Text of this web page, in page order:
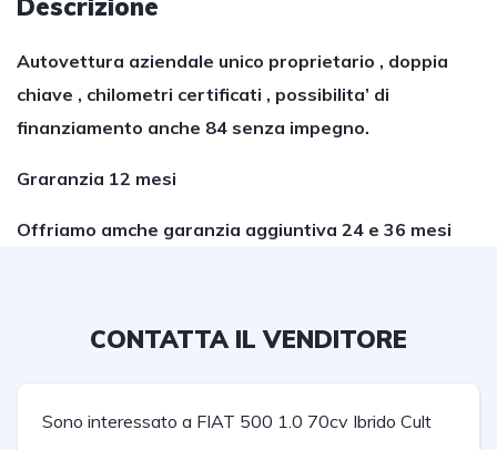
Descrizione
Autovettura aziendale unico proprietario , doppia
chiave , chilometri certificati , possibilita’ di
finanziamento anche 84 senza impegno.
Graranzia 12 mesi
Offriamo amche garanzia aggiuntiva 24 e 36 mesi
CONTATTA IL VENDITORE